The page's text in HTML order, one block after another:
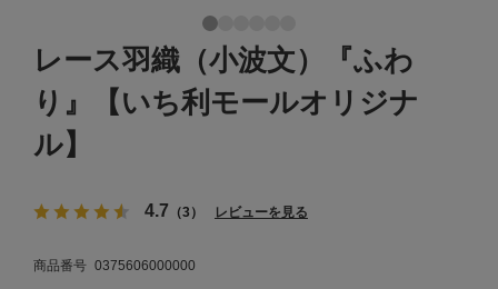
レース羽織（小波文）『ふわ
り』【いち利モールオリジナ
ル】
4.7 （3） レビューを見る
商品番号 0375606000000